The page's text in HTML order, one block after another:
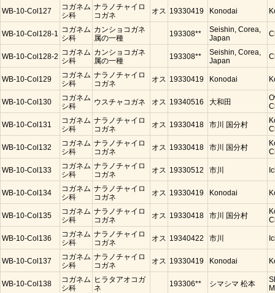
WB-10-Col127
コガネム
シ科
ナラノチャイロ
コガネ
オス 19330419 Konodai
WB-10-Col128-1 コガネム
シ科
カンショコガネ
属の一種
193308**
Seishin, Corea,
Japan
WB-10-Col128-2 コガネム
シ科
カンショコガネ
属の一種
193308**
Seishin, Corea,
Japan
WB-10-Col129
コガネム
シ科
ナラノチャイロ
コガネ
オス 19330419 Konodai
WB-10-Col130
コガネム
シ科
ウスチャコガネ オス 19340516 大和田
WB-10-Col131
コガネム
シ科
ナラノチャイロ
コガネ
オス 19330418 市川 国分村
WB-10-Col132
コガネム
シ科
ナラノチャイロ
コガネ
オス 19330418 市川 国分村
WB-10-Col133
コガネム
シ科
ナラノチャイロ
コガネ
オス 19330512 市川
WB-10-Col134
コガネム
シ科
ナラノチャイロ
コガネ
オス 19330419 Konodai
WB-10-Col135
コガネム
シ科
ナラノチャイロ
コガネ
オス 19330418 市川 国分村
WB-10-Col136
コガネム
シ科
ナラノチャイロ
コガネ
オス 19340422 市川
WB-10-Col137
コガネム
シ科
ナラノチャイロ
コガネ
オス 19330419 Konodai
WB-10-Col138
コガネム
シ科
ヒラタアオコガ
ネ
193306** シマシマ 松本